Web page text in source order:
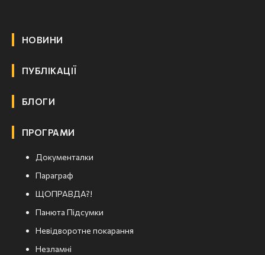
НОВИНИ
ПУБЛІКАЦІЇ
БЛОГИ
ПРОГРАМИ
Документалки
Параграф
ЩОПРАВДА?!
Панюта Підсумки
Невідворотне покарання
Незламні